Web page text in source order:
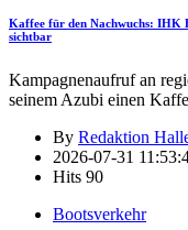
Kaffee für den Nachwuchs: IHK
sichtbar
Kampagnenaufruf an
seinem Azubi einen
By Redaktion
2026-07-31
Hits 90
Bootsverkehr